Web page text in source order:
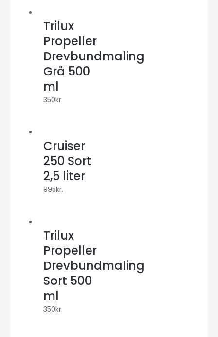
Trilux
Propeller
Drevbundmaling
Grå 500
ml
350kr.
Cruiser
250 Sort
2,5 liter
995kr.
Trilux
Propeller
Drevbundmaling
Sort 500
ml
350kr.